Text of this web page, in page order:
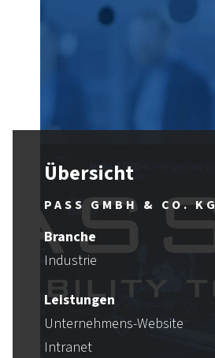
Übersicht
PASS GMBH & CO. KG
Branche
Industrie
Leistungen
Unternehmens-Website
Intranet